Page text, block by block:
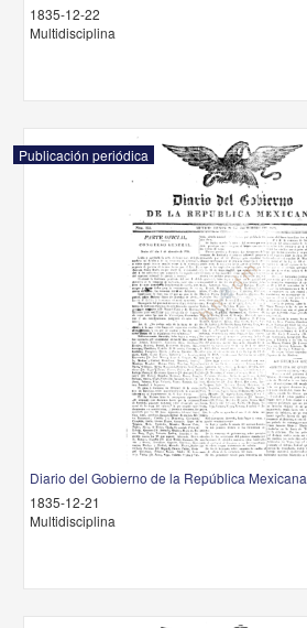
1835-12-22
Multidisciplina
Publicación periódica
Diario del Gobierno de la República Mexicana
1835-12-21
Multidisciplina